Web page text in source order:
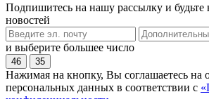
Подпишитесь на нашу рассылку и будьте
новостей
и выберите большее число
46 35
Нажимая на кнопку, Вы соглашаетесь на
персональных данных в соответствии с